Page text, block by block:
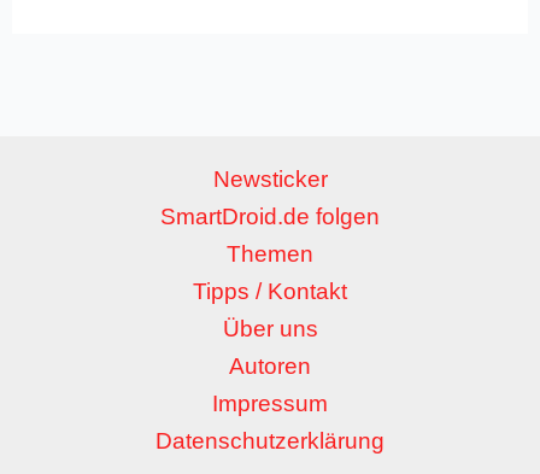
Newsticker
SmartDroid.de folgen
Themen
Tipps / Kontakt
Über uns
Autoren
Impressum
Datenschutzerklärung